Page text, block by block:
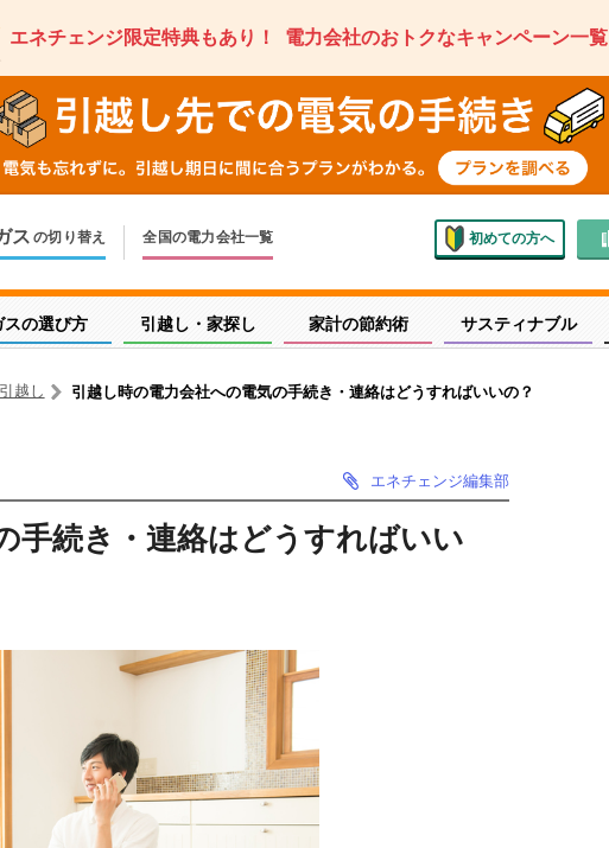
エネチェンジ限定特典もあり！ 電力会社のおトクなキャンペーン一覧
ス の切り替え 全国の電力会社一覧 初めての方へ
スの選び方 引越し・家探し 家計の節約術 サスティナブル
引越し 引越し時の電力会社への電気の手続き・連絡はどうすればいいの？
エネチェンジ編集部
手続き・連絡はどうすればいい